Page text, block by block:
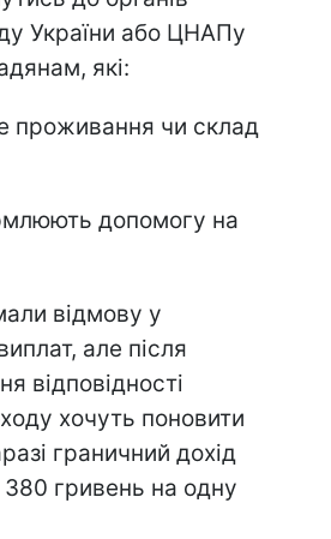
України або ЦНАПу
які:
проживання чи склад
допомогу на
відмову у
але після
відповідності
хочуть поновити
граничний дохід
380 гривень на одну